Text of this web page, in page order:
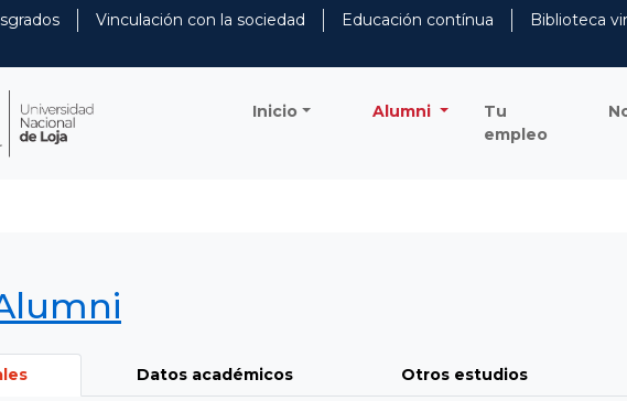
Vinculación con la sociedad Educación contínua
Biblioteca
Inicio Alumni
Tu
empleo
Datos académicos Otros estudios